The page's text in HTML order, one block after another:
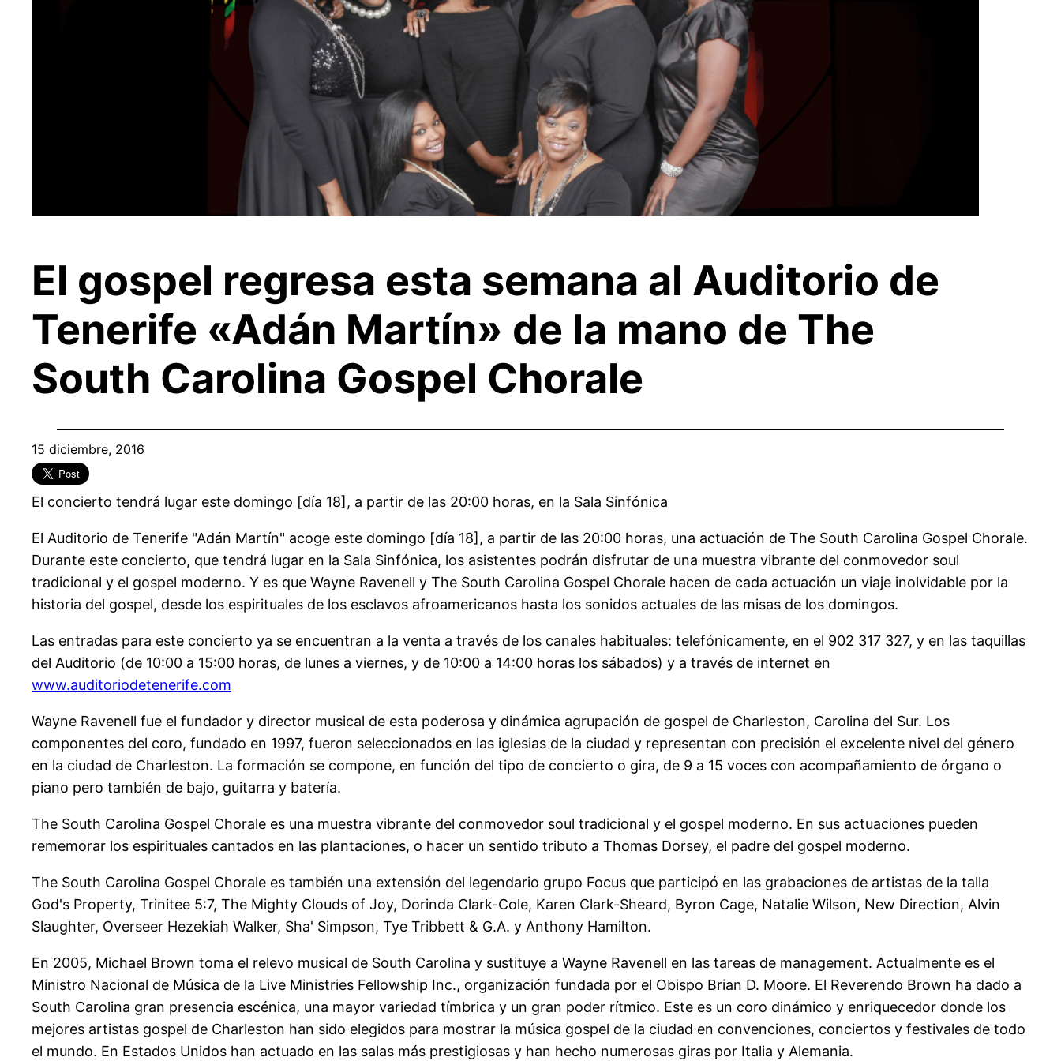
El gospel regresa esta semana al Auditorio de
Tenerife «Adán Martín» de la mano de The
South Carolina Gospel Chorale
15 diciembre, 2016
El concierto tendrá lugar este domingo [día 18], a partir de las 20:00 horas, en la Sala Sinfónica
El Auditorio de Tenerife "Adán Martín" acoge este domingo [día 18], a partir de las 20:00 horas, una actuación de The South Carolina Gospel Chorale.
Durante este concierto, que tendrá lugar en la Sala Sinfónica, los asistentes podrán disfrutar de una muestra vibrante del conmovedor soul
tradicional y el gospel moderno. Y es que Wayne Ravenell y The South Carolina Gospel Chorale hacen de cada actuación un viaje inolvidable por la
historia del gospel, desde los espirituales de los esclavos afroamericanos hasta los sonidos actuales de las misas de los domingos.
Las entradas para este concierto ya se encuentran a la venta a través de los canales habituales: telefónicamente, en el 902 317 327, y en las taquillas
del Auditorio (de 10:00 a 15:00 horas, de lunes a viernes, y de 10:00 a 14:00 horas los sábados) y a través de internet en
www.auditoriodetenerife.com
Wayne Ravenell fue el fundador y director musical de esta poderosa y dinámica agrupación de gospel de Charleston, Carolina del Sur. Los
componentes del coro, fundado en 1997, fueron seleccionados en las iglesias de la ciudad y representan con precisión el excelente nivel del género
en la ciudad de Charleston. La formación se compone, en función del tipo de concierto o gira, de 9 a 15 voces con acompañamiento de órgano o
piano pero también de bajo, guitarra y batería.
The South Carolina Gospel Chorale es una muestra vibrante del conmovedor soul tradicional y el gospel moderno. En sus actuaciones pueden
rememorar los espirituales cantados en las plantaciones, o hacer un sentido tributo a Thomas Dorsey, el padre del gospel moderno.
The South Carolina Gospel Chorale es también una extensión del legendario grupo Focus que participó en las grabaciones de artistas de la talla
God's Property, Trinitee 5:7, The Mighty Clouds of Joy, Dorinda Clark-Cole, Karen Clark-Sheard, Byron Cage, Natalie Wilson, New Direction, Alvin
Slaughter, Overseer Hezekiah Walker, Sha' Simpson, Tye Tribbett & G.A. y Anthony Hamilton.
En 2005, Michael Brown toma el relevo musical de South Carolina y sustituye a Wayne Ravenell en las tareas de management. Actualmente es el
Ministro Nacional de Música de la Live Ministries Fellowship Inc., organización fundada por el Obispo Brian D. Moore. El Reverendo Brown ha dado a
South Carolina gran presencia escénica, una mayor variedad tímbrica y un gran poder rítmico. Este es un coro dinámico y enriquecedor donde los
mejores artistas gospel de Charleston han sido elegidos para mostrar la música gospel de la ciudad en convenciones, conciertos y festivales de todo
el mundo. En Estados Unidos han actuado en las salas más prestigiosas y han hecho numerosas giras por Italia y Alemania.